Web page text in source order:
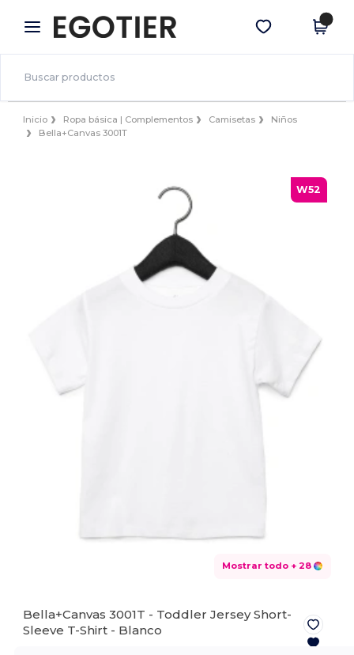
× App de Egotier
¡Mejores precios en app!
Descargar app
Inicio Ropa básica | Complementos Camisetas
Niños
Bella+Canvas 3001T
W52
Mostrar todo + 28
Bella+Canvas 3001T - Toddler Jersey Short-
Sleeve T-Shirt - Blanco